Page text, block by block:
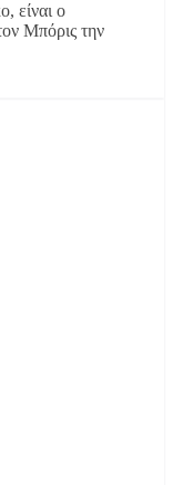
είναι ο
Μπόρις την